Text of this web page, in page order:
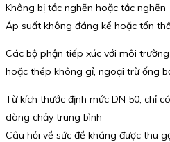
Không bị tắc nghẽn hoặc tắc nghẽn
Áp suất không đáng kể hoặc tổn
Các bộ phận tiếp xúc với môi
hoặc thép không gỉ, ngoại trừ ống
Từ kích thước định mức DN 50, chỉ
dòng chảy trung bình
Câu hỏi về sức đề kháng được thu